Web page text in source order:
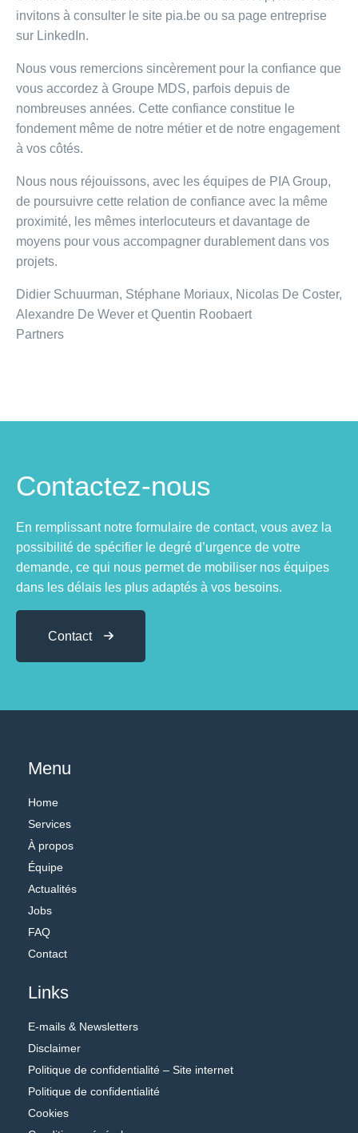
invitons à consulter le site pia.be ou sa page entreprise
sur LinkedIn.
Nous vous remercions sincèrement pour la confiance que
vous accordez à Groupe MDS, parfois depuis de
nombreuses années. Cette confiance constitue le
fondement même de notre métier et de notre engagement
à vos côtés.
Nous nous réjouissons, avec les équipes de PIA Group,
de poursuivre cette relation de confiance avec la même
proximité, les mêmes interlocuteurs et davantage de
moyens pour vous accompagner durablement dans vos
projets.
Didier Schuurman, Stéphane Moriaux, Nicolas De Coster,
Alexandre De Wever et Quentin Roobaert
Partners
Contactez-nous
En remplissant notre formulaire de contact, vous avez la
possibilité de spécifier le degré d’urgence de votre
demande, ce qui nous permet de mobiliser nos équipes
dans les délais les plus adaptés à vos besoins.
Contact
Menu
Home
Services
À propos
Équipe
Actualités
Jobs
FAQ
Contact
Links
E-mails & Newsletters
Disclaimer
Politique de confidentialité – Site internet
Politique de confidentialité
Cookies